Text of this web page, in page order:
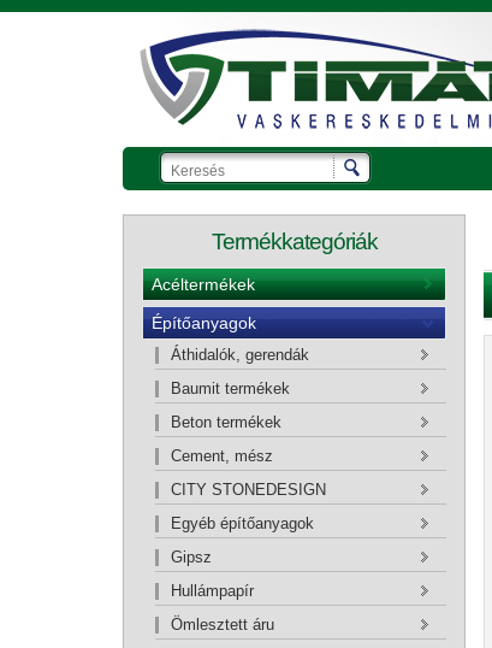
Termékkategóriák
Acéltermékek
Építőanyagok
Áthidalók, gerendák
Baumit termékek
Beton termékek
Cement, mész
CITY STONEDESIGN
Egyéb építőanyagok
Gipsz
Hullámpapír
Ömlesztett áru